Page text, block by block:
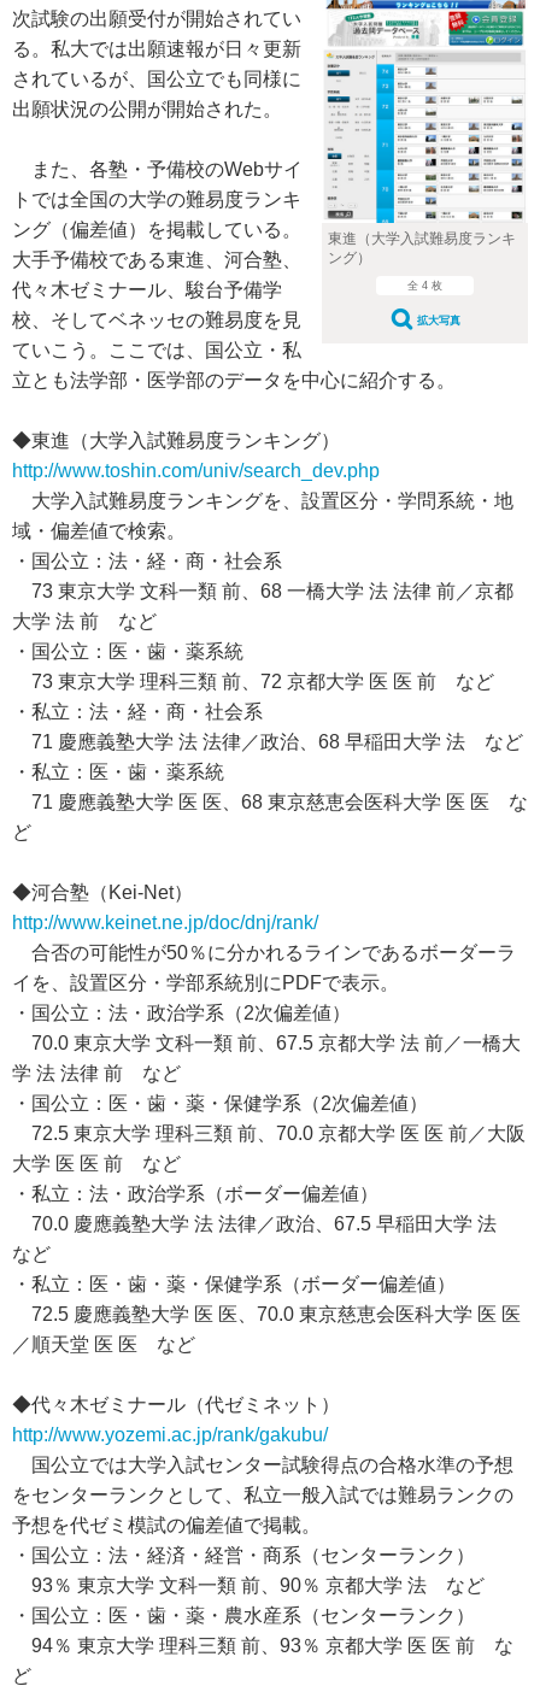
東進（大学入試難易度ランキ
ング）
全 4 枚
拡大写真
次試験の出願受付が開始されてい
る。私大では出願速報が日々更新
されているが、国公立でも同様に
出願状況の公開が開始された。
また、各塾・予備校のWebサイ
トでは全国の大学の難易度ランキ
ング（偏差値）を掲載している。
大手予備校である東進、河合塾、
代々木ゼミナール、駿台予備学
校、そしてベネッセの難易度を見
ていこう。ここでは、国公立・私
立とも法学部・医学部のデータを中心に紹介する。
◆東進（大学入試難易度ランキング）
http://www.toshin.com/univ/search_dev.php
大学入試難易度ランキングを、設置区分・学問系統・地
域・偏差値で検索。
・国公立：法・経・商・社会系
73 東京大学 文科一類 前、68 一橋大学 法 法律 前／京都
大学 法 前 など
・国公立：医・歯・薬系統
73 東京大学 理科三類 前、72 京都大学 医 医 前 など
・私立：法・経・商・社会系
71 慶應義塾大学 法 法律／政治、68 早稲田大学 法 など
・私立：医・歯・薬系統
71 慶應義塾大学 医 医、68 東京慈恵会医科大学 医 医 な
ど
◆河合塾（Kei-Net）
http://www.keinet.ne.jp/doc/dnj/rank/
合否の可能性が50％に分かれるラインであるボーダーラ
イを、設置区分・学部系統別にPDFで表示。
・国公立：法・政治学系（2次偏差値）
70.0 東京大学 文科一類 前、67.5 京都大学 法 前／一橋大
学 法 法律 前 など
・国公立：医・歯・薬・保健学系（2次偏差値）
72.5 東京大学 理科三類 前、70.0 京都大学 医 医 前／大阪
大学 医 医 前 など
・私立：法・政治学系（ボーダー偏差値）
70.0 慶應義塾大学 法 法律／政治、67.5 早稲田大学 法
など
・私立：医・歯・薬・保健学系（ボーダー偏差値）
72.5 慶應義塾大学 医 医、70.0 東京慈恵会医科大学 医 医
／順天堂 医 医 など
◆代々木ゼミナール（代ゼミネット）
http://www.yozemi.ac.jp/rank/gakubu/
国公立では大学入試センター試験得点の合格水準の予想
をセンターランクとして、私立一般入試では難易ランクの
予想を代ゼミ模試の偏差値で掲載。
・国公立：法・経済・経営・商系（センターランク）
93％ 東京大学 文科一類 前、90％ 京都大学 法 など
・国公立：医・歯・薬・農水産系（センターランク）
94％ 東京大学 理科三類 前、93％ 京都大学 医 医 前 な
ど